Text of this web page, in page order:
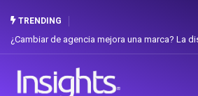
TRENDING
¿Cambiar de agencia mejora una marca? La